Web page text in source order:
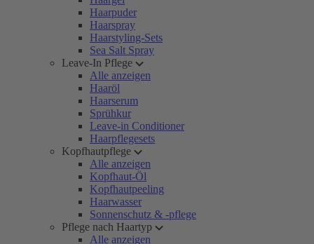
Haarpuder
Haarspray
Haarstyling-Sets
Sea Salt Spray
Leave-In Pflege
Alle anzeigen
Haaröl
Haarserum
Sprühkur
Leave-in Conditioner
Haarpflegesets
Kopfhautpflege
Alle anzeigen
Kopfhaut-Öl
Kopfhautpeeling
Haarwasser
Sonnenschutz & -pflege
Pflege nach Haartyp
Alle anzeigen